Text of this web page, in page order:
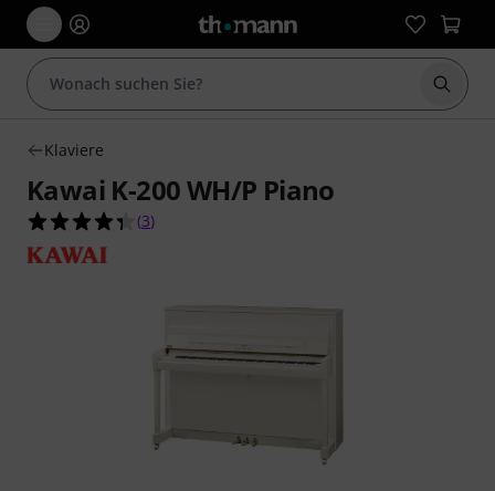
Suche
Klaviere
Kawai K-200 WH/P Piano
4.3 von 5 Sternen aus 3 Kundenbewertungen
(3)